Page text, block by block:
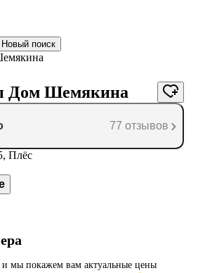
Новый поиск
Дом Шемякина
77 отзывов
Плёс
мы покажем вам актуальные цены